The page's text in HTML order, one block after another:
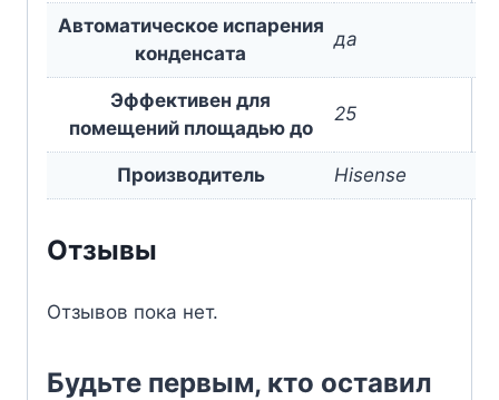
Автоматическое испарения
конденсата
да
Эффективен для
помещений площадью до
25
Производитель Hisense
Отзывы
Отзывов пока нет.
Будьте первым, кто оставил